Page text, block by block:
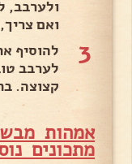
ולערבב,
ואם
3
להוסיף
לערבב
קצוצה.
אמהות
מתכונים